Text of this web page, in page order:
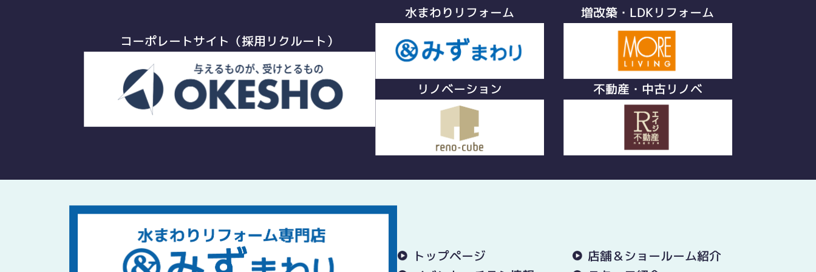
コーポレートサイト（採用リクルート）
水まわりリフォーム 増改築・LDKリフォーム
リノベーション 不動産・中古リノベ
トップページ
店舗＆ショールーム紹介